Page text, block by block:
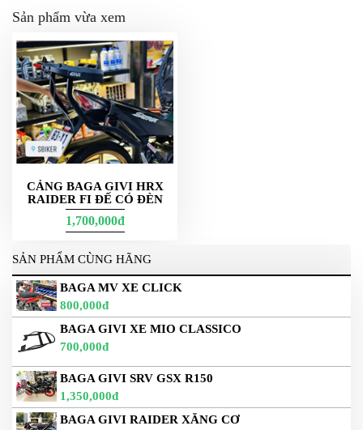
Sản phẩm vừa xem
CẢNG BAGA GIVI HRX
RAIDER FI ĐẾ CÓ ĐÈN
1,700,000đ
SẢN PHẨM CÙNG HÃNG
BAGA MV XE CLICK
800,000đ
BAGA GIVI XE MIO CLASSICO
700,000đ
BAGA GIVI SRV GSX R150
1,350,000đ
BAGA GIVI RAIDER XĂNG CƠ